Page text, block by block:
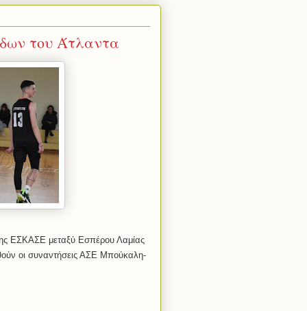
του Άτλαντα
ΕΣΚΑΣΕ μεταξύ Εσπέρου Λαμίας
οι συναντήσεις ΑΣΕ Μπούκαλη-